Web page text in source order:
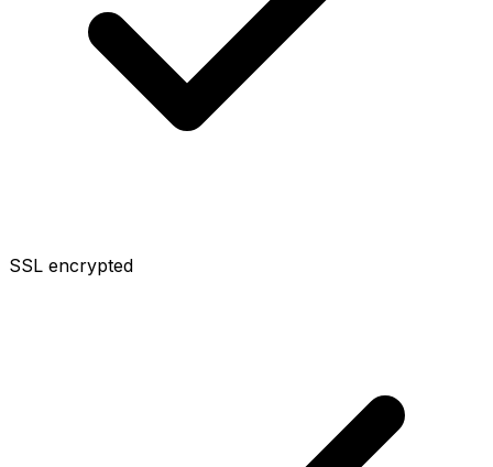
SSL encrypted